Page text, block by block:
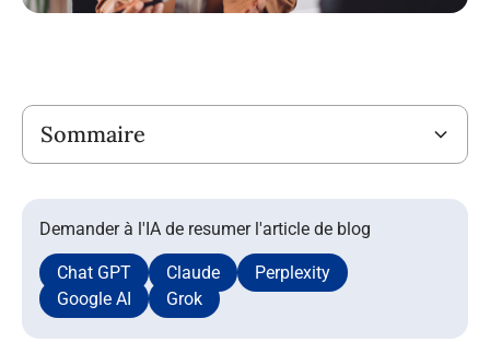
Demander à l'IA de resumer l'article de blog
Chat GPT Claude
Perplexity
Google AI
Grok
Sommaire